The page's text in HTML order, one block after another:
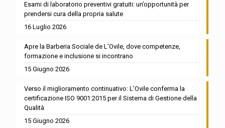
Esami di laboratorio preventivi gratuiti: un’opportunità per
prendersi cura della propria salute
16 Luglio 2026
Apre la Barberia Sociale de L’Ovile, dove competenze,
formazione e inclusione si incontrano
15 Giugno 2026
Verso il miglioramento continuativo: L’Ovile conferma la
certificazione ISO 9001:2015 per il Sistema di Gestione della
Qualità
15 Giugno 2026